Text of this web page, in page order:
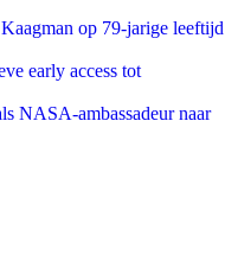
op 79-jarige leeftijd
early access tot
NASA-ambassadeur naar